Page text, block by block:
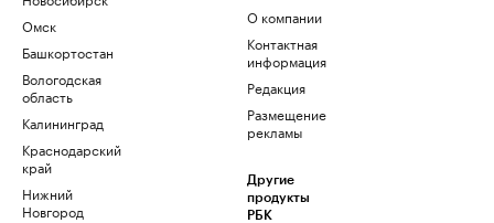
Омск
Башкортостан
Вологодская
область
Калининград
Краснодарский
край
Нижний
Новгород
О компании
Контактная
информация
Редакция
Размещение
рекламы
Другие
продукты
РБК